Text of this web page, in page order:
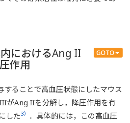
GOTO
におけるAng II
作用
ることで高血圧状態にしたマウス
がAng IIを分解し，降圧作用を有
した3） ．具体的には，この高血圧